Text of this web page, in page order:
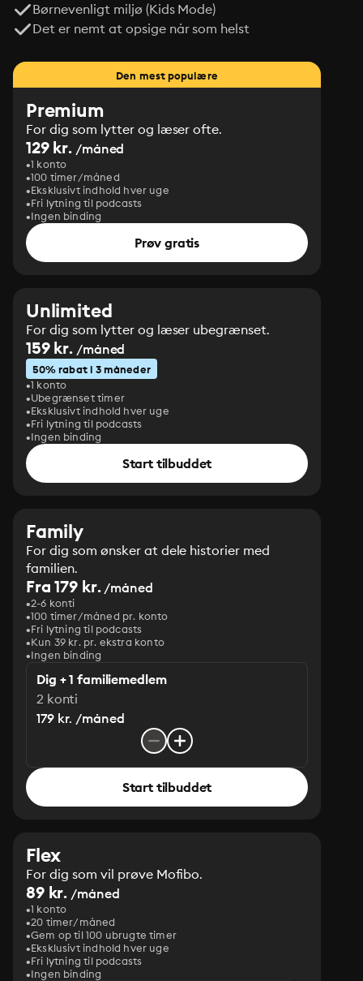
Børnevenligt miljø (Kids Mode)
Det er nemt at opsige når som helst
Den mest populære
Premium
For dig som lytter og læser ofte.
129 kr. /måned
1 konto
100 timer/måned
Eksklusivt indhold hver uge
Fri lytning til podcasts
Ingen binding
Prøv gratis
Unlimited
For dig som lytter og læser ubegrænset.
159 kr. /måned
50% rabat i 3 måneder
1 konto
Ubegrænset timer
Eksklusivt indhold hver uge
Fri lytning til podcasts
Ingen binding
Start tilbuddet
Family
For dig som ønsker at dele historier med
familien.
Fra 179 kr./måned
2-6 konti
100 timer/måned pr. konto
Fri lytning til podcasts
Kun 39 kr. pr. ekstra konto
Ingen binding
Dig + 1 familiemedlem
2 konti
179 kr. /måned
Start tilbuddet
Flex
For dig som vil prøve Mofibo.
89 kr. /måned
1 konto
20 timer/måned
Gem op til 100 ubrugte timer
Eksklusivt indhold hver uge
Fri lytning til podcasts
Ingen binding